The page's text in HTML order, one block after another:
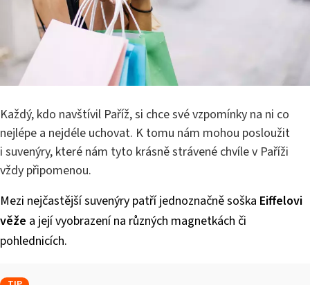
Každý, kdo navštívil Paříž, si chce své vzpomínky na ni co
nejlépe a nejdéle uchovat. K tomu nám mohou posloužit
i suvenýry, které nám tyto krásně strávené chvíle v Paříži
vždy připomenou.
Mezi nejčastější suvenýry patří jednoznačně soška Eiffelovi
věže a její vyobrazení na různých magnetkách či
pohlednicích.